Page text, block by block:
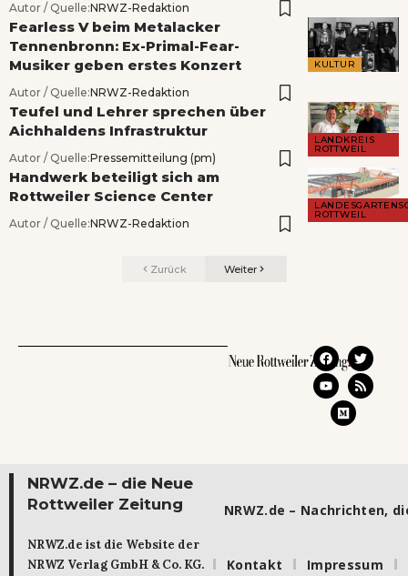
Autor / Quelle:NRWZ-Redaktion
KULTUR
Fearless V beim Metalacker
Tennenbronn: Ex-Primal-Fear-
Musiker geben erstes Konzert
Autor / Quelle:NRWZ-Redaktion
LANDKREIS
ROTTWEIL
Teufel und Lehrer sprechen über
Aichhaldens Infrastruktur
Autor / Quelle:Pressemitteilung (pm)
ROTTWEIL
Handwerk beteiligt sich am
Rottweiler Science Center
Autor / Quelle:NRWZ-Redaktion
Zurück Weiter
NRWZ.de – die Neue
Rottweiler Zeitung
NRWZ.de ist die Website der
NRWZ Verlag GmbH & Co. KG.
NRWZ.de – Nachrichten,
Kontakt Impressum